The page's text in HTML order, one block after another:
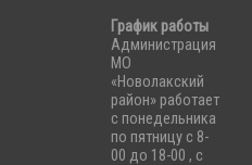
График работы
Администрация
МО
«Новолакский
район» работает
с понедельника
по пятницу с 8-
00 до 18-00 , с